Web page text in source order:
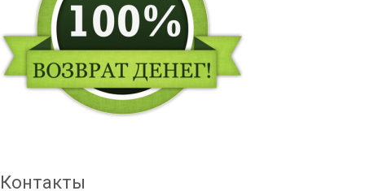
Контакты